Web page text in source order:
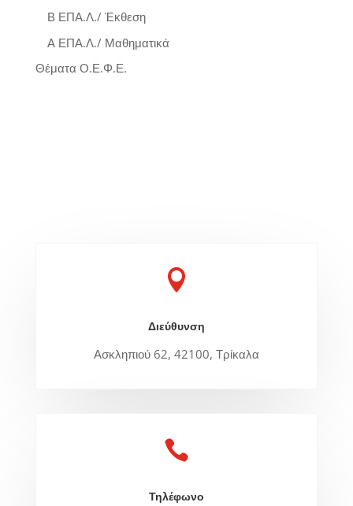
Β ΕΠΑ.Λ./ Έκθεση
Α ΕΠΑ.Λ./ Μαθηματικά
Θέματα Ο.Ε.Φ.Ε.

Διεύθυνση
Ασκληπιού 62, 42100, Τρίκαλα

Τηλέφωνο